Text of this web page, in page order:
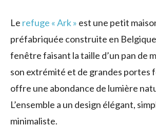
Le refuge « Ark » est une petit
préfabriquée construite en
fenêtre faisant la taille d’un pan de
son extrémité et de grandes portes
offre une abondance de lumière
L’ensemble a un design élégant,
minimaliste.